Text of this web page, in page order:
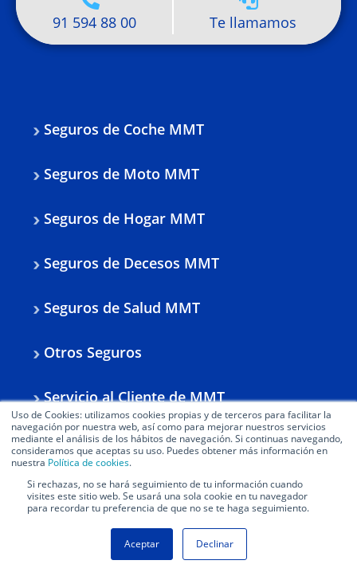
Uso de Cookies: utilizamos cookies propias y de terceros para facilitar la
navegación por nuestra web, así como para mejorar nuestros servicios
mediante el análisis de los hábitos de navegación. Si continuas navegando,
consideramos que aceptas su uso. Puedes obtener más información en
nuestra Política de cookies.
Si rechazas, no se hará seguimiento de tu información cuando
visites este sitio web. Se usará una sola cookie en tu navegador
para recordar tu preferencia de que no se te haga seguimiento.
Aceptar Declinar
91 594 88 00 Te llamamos
Seguros de Coche MMT
Seguros de Moto MMT
Seguros de Hogar MMT
Seguros de Decesos MMT
Seguros de Salud MMT
Otros Seguros
Servicio al Cliente de MMT
Sobre MMT Seguros
Blog de Seguros MMT
Política de Cookies